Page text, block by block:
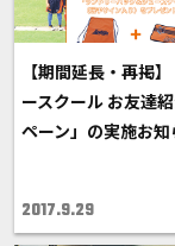
【期間延長・再掲
ースクール お友達
ペーン」の実施お知
2017.9.29